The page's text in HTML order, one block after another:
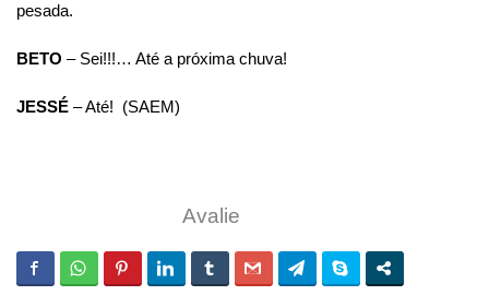
pesada.
BETO – Sei!!!… Até a próxima chuva!
JESSÉ – Até! (SAEM)
Avalie